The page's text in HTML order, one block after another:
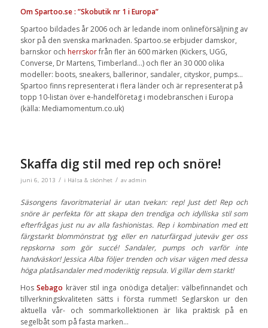
Om Spartoo.se : ”Skobutik nr 1 i Europa”
Spartoo bildades år 2006 och är ledande inom onlineförsäljning av
skor på den svenska marknaden. Spartoo.se erbjuder damskor,
barnskor och herrskorfrån fler än 600 märken (Kickers, UGG,
Converse, Dr Martens, Timberland…) och fler än 30 000 olika
modeller: boots, sneakers, ballerinor, sandaler, cityskor, pumps…
Spartoo finns representerat i flera länder och är representerat på
topp 10-listan över e-handelföretag i modebranschen i Europa
(källa: Mediamomentum.co.uk)
Skaffa dig stil med rep och snöre!
juni 6, 2013 / i Hälsa & skönhet / av admin
Säsongens favoritmaterial är utan tvekan: rep! Just det! Rep och
snöre är perfekta för att skapa den trendiga och idylliska stil som
efterfrågas just nu av alla fashionistas. Rep i kombination med ett
färgstarkt blommönstrat tyg eller en naturfärgad juteväv ger oss
repskorna som gör succé! Sandaler, pumps och varför inte
handväskor! Jessica Alba följer trenden och visar vägen med dessa
höga platåsandaler med moderiktig repsula. Vi gillar dem starkt!
HosSebago kräver stil inga onödiga detaljer: välbefinnandet och
tillverkningskvaliteten sätts i första rummet! Seglarskon ur den
aktuella vår- och sommarkollektionen är lika praktisk på en
segelbåt som på fasta marken…